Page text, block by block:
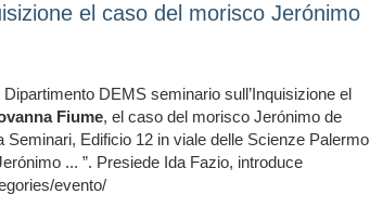
el caso del morisco Jerónimo
DEMS seminario sull’Inquisizione el
Fiume, el caso del morisco Jerónimo de
Seminari, Edificio 12 in viale delle Scienze Palermo
... ”. Presiede Ida Fazio, introduce
evento/